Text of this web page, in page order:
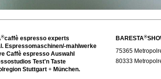
®caffè espresso experts
Espressomaschinen/-mahlwerke
Caffè espresso Auswahl
Test'n Taste
Stuttgart + München.
BARESTA®
75365
80333